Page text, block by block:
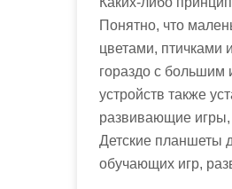
Понятно, что
цветами, птичками
гораздо с большим
устройств также
развивающие игры,
Детские планшеты
обучающих игр,